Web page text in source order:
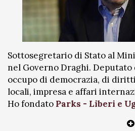
Sottosegretario di Stato al
nel Governo Draghi. Deputato
occupo di democrazia, di
locali, impresa e affari
Ho fondato Parks - Liberi e